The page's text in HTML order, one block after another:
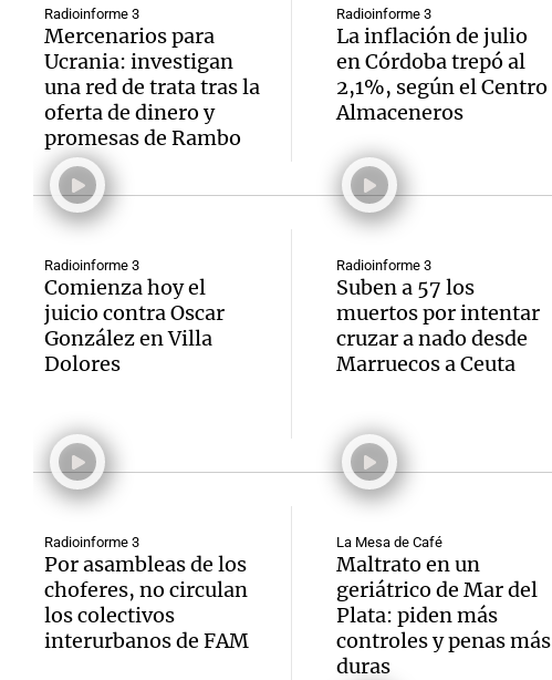
Radioinforme 3
Mercenarios para
Ucrania: investigan
una red de trata tras la
oferta de dinero y
promesas de Rambo
Radioinforme 3
La inflación de julio
en Córdoba trepó al
2,1%, según el Centro
Almaceneros
Radioinforme 3
Comienza hoy el
juicio contra Oscar
González en Villa
Dolores
Radioinforme 3
Suben a 57 los
muertos por intentar
cruzar a nado desde
Marruecos a Ceuta
Radioinforme 3
Por asambleas de los
choferes, no circulan
los colectivos
interurbanos de FAM
La Mesa de Café
Maltrato en un
geriátrico de Mar del
Plata: piden más
controles y penas más
duras